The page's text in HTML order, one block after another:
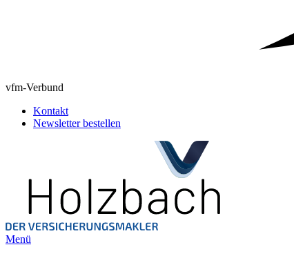
vfm-Verbund
Kontakt
Newsletter bestellen
Menü